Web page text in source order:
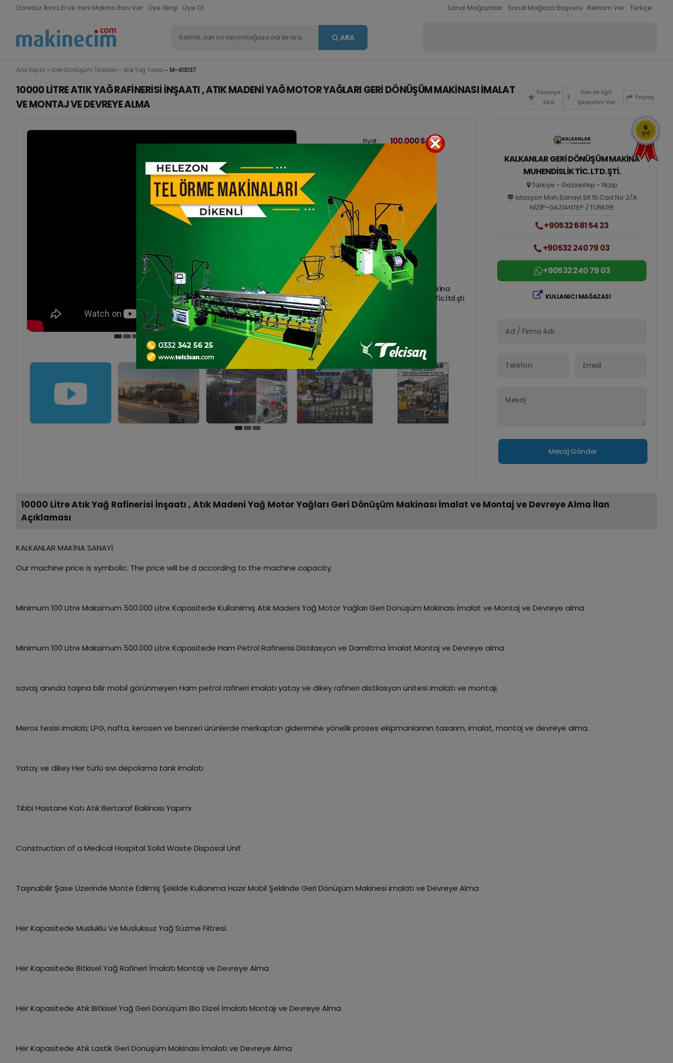
Ücretsiz İkinci El ve Yeni Makina İlanı Ver Üye Girişi Üye Ol Türkçe
Reklam Ver
Sanal Mağaza Başvuru
Sanal Mağazalar
ARA
Ana Sayfa Geri Dönüşüm Tesisleri Atık Yağ Tesisi M-411037
10000 LITRE ATIK YAĞ RAFINERISI İNŞAATI , ATIK MADENI YAĞ MOTOR YAĞLARI GERI DÖNÜŞÜM MAKINASI İMALAT
VE MONTAJ VE DEVREYE ALMA
Favoriye
Ekle
İlan ile İlgili
Şikayetim Var
Paylaş
Fiyat : 100.000 $
Yaklaşık TL Fiyatı :
İlan Kodu :
İlan Türü : Satılık - Sıfır
Görüntülenme : 298
Güncellenme Tarihi : 06 Ağu 2026
Üretim Tipi : Marka
Marka :
Kalkanlar Makina
Mühendistlik Tic.ltd.şti
Üretim Yılı : 2025
6
yıl
KALKANLAR GERI DÖNÜŞÜM MAKINA
MUHENDISLIK TIC. LTD. ŞTI.
Türkiye - Gaziantep - Nizip
İstasyon Mah.Sanayi.Sit.15.Cad.No 2/A
NİZİP-GAZİANTEP / TÜRKİYE
+90532 681 54 23
+90532 240 79 03
+90532 240 79 03
KULLANICI MAĞAZASI
10000 Litre Atık Yağ Rafinerisi İnşaatı , Atık Madeni Yağ Motor Yağları Geri Dönüşüm Makinası İmalat ve Montaj ve Devreye Alma İlan
Açıklaması
KALKANLAR MAKİNA SANAYİ.
Our machine price is symbolic. The price will be d according to the machine capacity.
Minimum 100 Litre Maksimum 500.000 Litre Kapasitede Kullanılmış Atık Madeni Yağ Motor Yağları Geri Dönüşüm Makinası İmalat ve Montaj ve Devreye alma
Minimum 100 Litre Maksimum 500.000 Litre Kapasitede Ham Petrol Rafinerisi Distilasyon ve Damıltma İmalat Montaj ve Devreye alma
savaş anında taşına bilir mobil görünmeyen Ham petrol rafineri imalatı yatay ve dikey rafineri distilasyon ünitesi imalatı ve montajı.
Merox tesisi imalatı; LPG, nafta, kerosen ve benzeri ürünlerde merkaptan giderimine yönelik proses ekipmanlarının tasarım, imalat, montaj ve devreye alma.
Yatay ve dikey Her türlü sıvı depolama tank imalatı
Tıbbi Hastane Katı Atık Bertaraf Bakinası Yapımı
Construction of a Medical Hospital Solid Waste Disposal Unit
Taşınabilir Şase Üzerinde Monte Edilmiş Şekilde Kullanıma Hazır Mobil Şeklinde Geri Dönüşüm Makinesi imalatı ve Devreye Alma
Her Kapasitede Musluklu Ve Musluksuz Yağ Süzme Filtresi.
Her Kapasitede Bitkisel Yağ Rafineri İmalatı Montajı ve Devreye Alma
Her Kapasitede Atık Bitkisel Yağ Geri Dönüşüm Bio Dizel İmalatı Montajı ve Devreye Alma
Her Kapasitede Atık Lastik Geri Dönüşüm Makinası İmalatı ve Devreye Alma